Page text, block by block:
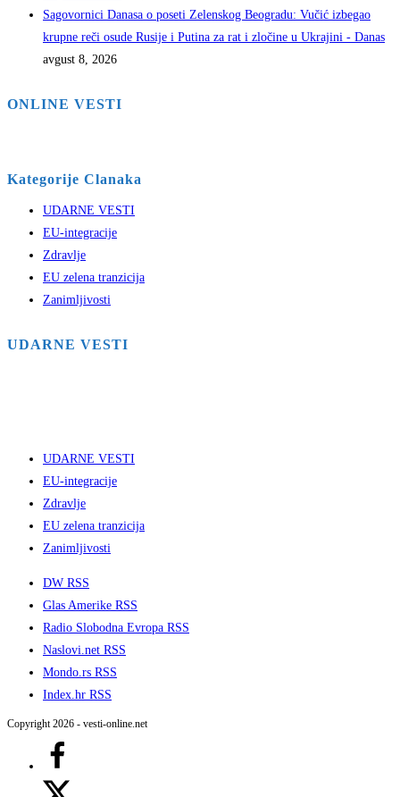
Sagovornici Danasa o poseti Zelenskog Beogradu: Vučić izbegao
krupne reči osude Rusije i Putina za rat i zločine u Ukrajini - Danas
avgust 8, 2026
ONLINE VESTI
Kategorije Clanaka
UDARNE VESTI
EU-integracije
Zdravlje
EU zelena tranzicija
Zanimljivosti
UDARNE VESTI
UDARNE VESTI
EU-integracije
Zdravlje
EU zelena tranzicija
Zanimljivosti
DW RSS
Glas Amerike RSS
Radio Slobodna Evropa RSS
Naslovi.net RSS
Mondo.rs RSS
Index.hr RSS
Copyright 2026 - vesti-online.net